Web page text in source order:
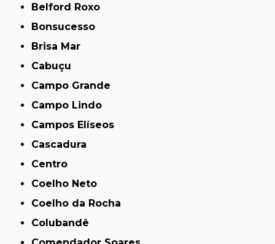
Belford Roxo
Bonsucesso
Brisa Mar
Cabuçu
Campo Grande
Campo Lindo
Campos Elíseos
Cascadura
Centro
Coelho Neto
Coelho da Rocha
Colubandê